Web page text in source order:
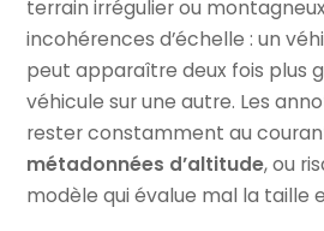
terrain irrégulier ou
incohérences d’échelle : un
peut apparaître deux fois plus
véhicule sur une autre. Les
rester constamment au
métadonnées d’altitude, ou
modèle qui évalue mal la taille